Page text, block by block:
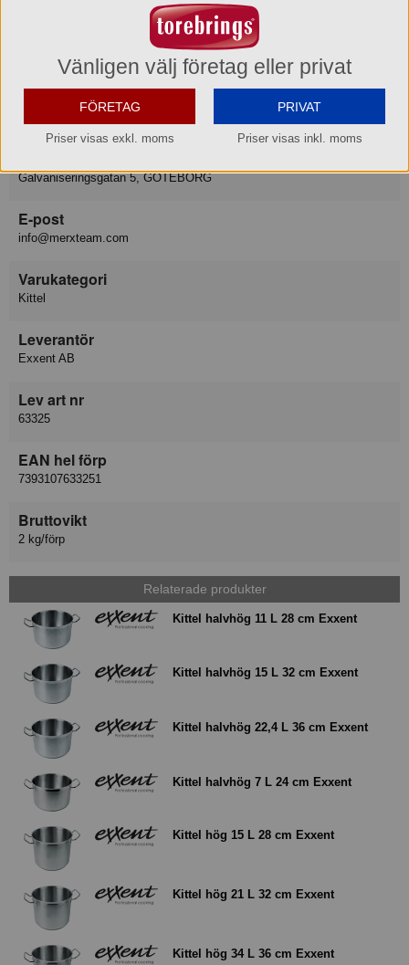
Telefon
031-50 67 00
Hemsida
www.merxteam.com
Galvaniseringsgatan 5, GÖTEBORG
E-post
info@merxteam.com
Varukategori
Kittel
Leverantör
Exxent AB
Lev art nr
63325
EAN hel förp
7393107633251
Bruttovikt
2 kg/förp
Relaterade produkter
Kittel halvhög 11 L 28 cm Exxent
Kittel halvhög 15 L 32 cm Exxent
Kittel halvhög 22,4 L 36 cm Exxent
Kittel halvhög 7 L 24 cm Exxent
Kittel hög 15 L 28 cm Exxent
Kittel hög 21 L 32 cm Exxent
Kittel hög 34 L 36 cm Exxent
Vänligen välj företag eller privat
FÖRETAG
Priser visas exkl. moms
PRIVAT
Priser visas inkl. moms